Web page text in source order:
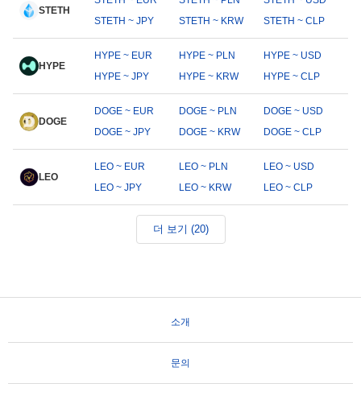
STETH
STETH ~ JPY
STETH ~ KRW STETH ~ CLP
HYPE
HYPE ~ EUR HYPE ~ PLN
HYPE ~ USD
HYPE ~ JPY
HYPE ~ KRW HYPE ~ CLP
DOGE
DOGE ~ EUR DOGE ~ PLN
DOGE ~ USD
DOGE ~ JPY
DOGE ~ KRW DOGE ~ CLP
LEO
LEO ~ EUR LEO ~ PLN
LEO ~ USD
LEO ~ JPY
LEO ~ KRW LEO ~ CLP
더 보기 (20)
소개
문의